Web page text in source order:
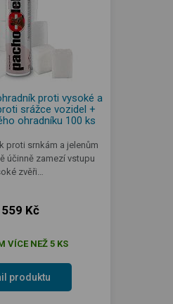
proti vysoké a
srážce vozidel +
ohradníku 100 ks
proti srnkám a jelenům
účinně zamezí vstupu
zvěři…
Kč
VÍCE NEŽ 5 KS
produktu